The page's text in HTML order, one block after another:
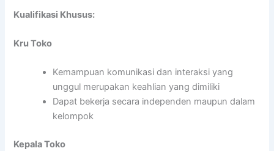
Kualifikasi Khusus:
Kru Toko
Kemampuan komunikasi dan interaksi yang
unggul merupakan keahlian yang dimiliki
Dapat bekerja secara independen maupun dalam
kelompok
Kepala Toko